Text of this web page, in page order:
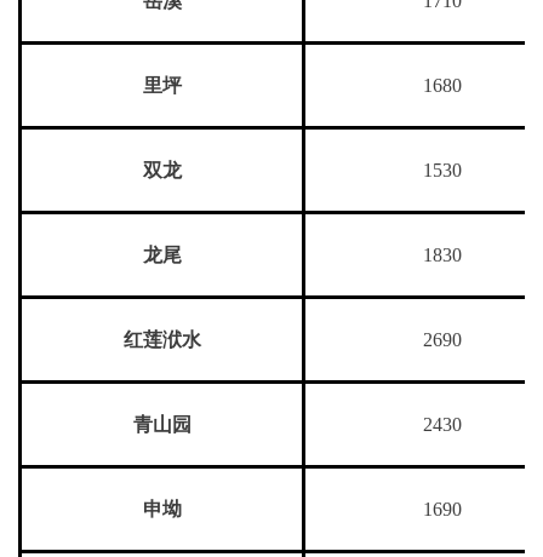
里坪 1680
双龙 1530
龙尾 1830
红莲洑水 2690
青山园 2430
申坳 1690